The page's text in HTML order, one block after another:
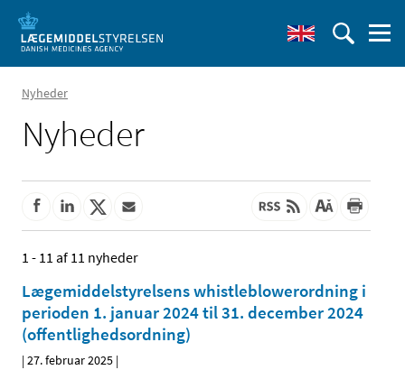
Nyheder
Nyheder
1 - 11 af 11 nyheder
Lægemiddelstyrelsens whistleblowerordning i
perioden 1. januar 2024 til 31. december 2024
(offentlighedsordning)
|27. februar 2025 |